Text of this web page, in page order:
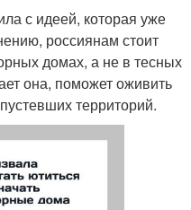
с идеей, которая уже
россиянам стоит
домах, а не в тесных
она, поможет оживить
территорий.